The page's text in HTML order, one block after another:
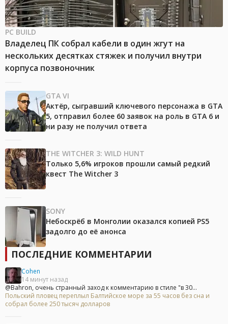
PC BUILD
Владелец ПК собрал кабели в один жгут на
нескольких десятках стяжек и получил внутри
корпуса позвоночник
GTA VI
Актёр, сыгравший ключевого персонажа в GTA
5, отправил более 60 заявок на роль в GTA 6 и
ни разу не получил ответа
THE WITCHER 3: WILD HUNT
Только 5,6% игроков прошли самый редкий
квест The Witcher 3
SONY
Небоскрёб в Монголии оказался копией PS5
задолго до её анонса
ПОСЛЕДНИЕ КОММЕНТАРИИ
Cohen
14 минут назад
@Bahron, очень странный заход к комментарию в стиле "в 30...
Польский пловец переплыл Балтийское море за 55 часов без сна и
собрал более 250 тысяч долларов